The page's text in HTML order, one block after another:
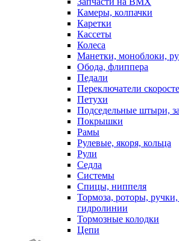
Камеры, колпачки
Каретки
Кассеты
Колеса
Манетки, моноблоки,
Обода, флиппера
Педали
Переключатели
Петухи
Подседельные штыри,
Покрышки
Рамы
Рулевые, якоря, кольца
Рули
Седла
Системы
Спицы, ниппеля
Тормоза, роторы,
гидролинии
Тормозные колодки
Цепи